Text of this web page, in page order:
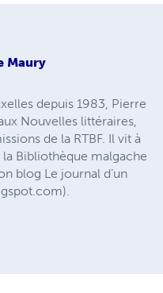
Maury
depuis 1983, Pierre
Nouvelles littéraires,
de la RTBF. Il vit à
Bibliothèque malgache
blog Le journal d’un